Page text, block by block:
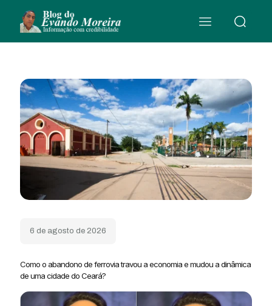
6 de agosto de 2026
Como o abandono de ferrovia travou a economia e mudou a dinâmica
de uma cidade do Ceará?